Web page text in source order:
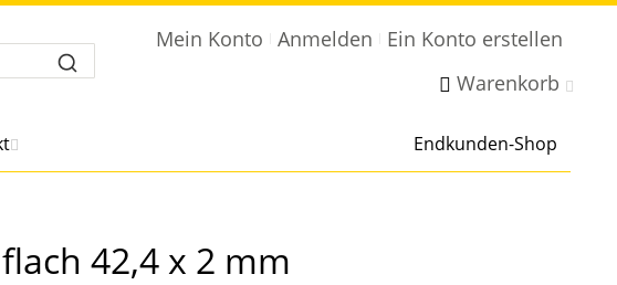
Mein Konto Anmelden
Ein Konto erstellen
Warenkorb
Endkunden-Shop
42,4 x 2 mm